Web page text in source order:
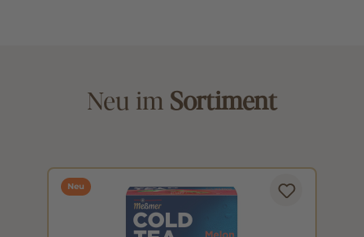
Neu im Sortiment
Neu